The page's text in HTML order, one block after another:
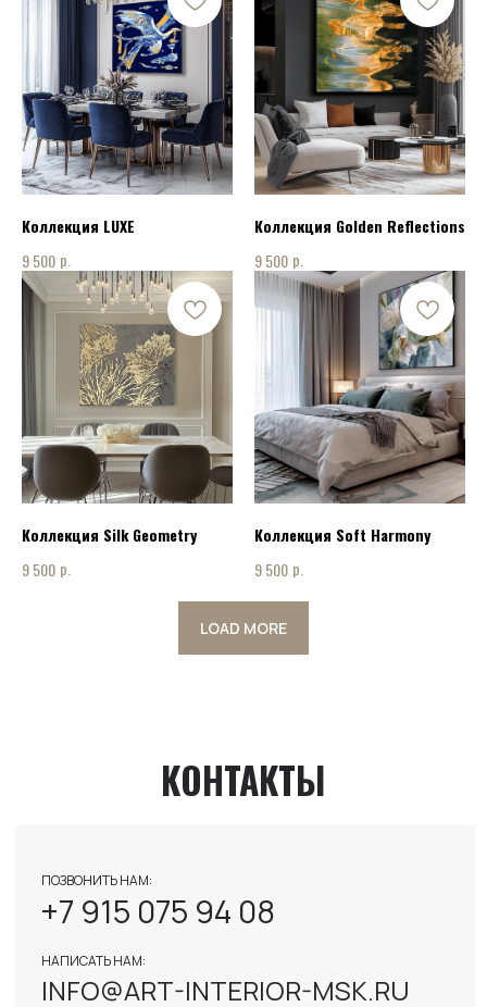
Коллекция LUXE
9 500 р.
Коллекция Golden Reflections
9 500 р.
Коллекция Silk Geometry
9 500 р.
Коллекция Soft Harmony
9 500 р.
LOAD MORE
КОНТАКТЫ
+7 915 075 94 08
ПОЗВОНИТЬ НАМ:
INFO@ART-INTERIOR-MSK.RU
НАПИСАТЬ НАМ: